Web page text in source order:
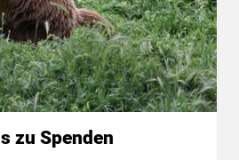
zu Spenden